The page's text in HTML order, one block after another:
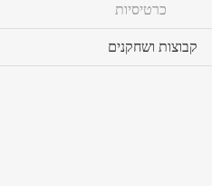
כרטיסיות
קבוצות ושחקנים
to